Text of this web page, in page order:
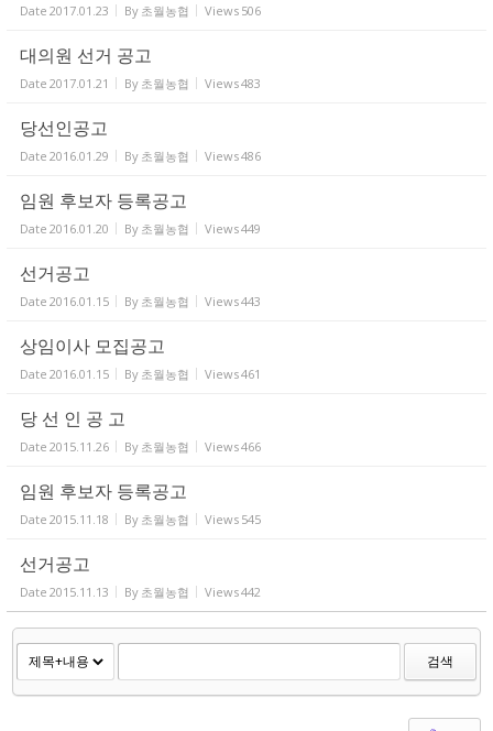
Date 2017.01.23 By 초월농협 Views 506
대의원 선거 공고
Date 2017.01.21 By 초월농협 Views483
당선인공고
Date 2016.01.29 By 초월농협 Views486
임원 후보자 등록공고
Date 2016.01.20 By 초월농협 Views449
선거공고
Date 2016.01.15 By 초월농협 Views443
상임이사 모집공고
Date 2016.01.15 By 초월농협 Views461
당 선 인 공 고
Date 2015.11.26 By 초월농협 Views466
임원 후보자 등록공고
Date 2015.11.18 By 초월농협 Views 545
선거공고
Date 2015.11.13 By 초월농협 Views442
검색